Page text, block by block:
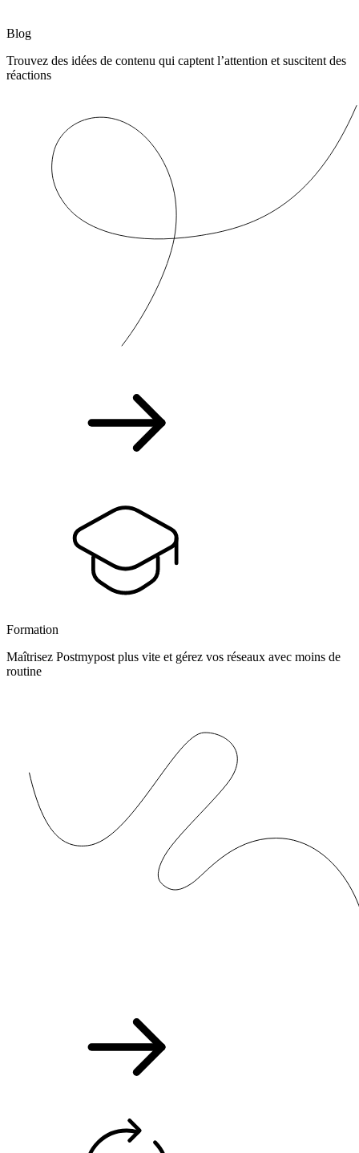
Blog
Trouvez des idées de contenu qui captent l’attention et suscitent des
réactions
Formation
Maîtrisez Postmypost plus vite et gérez vos réseaux avec moins de
routine